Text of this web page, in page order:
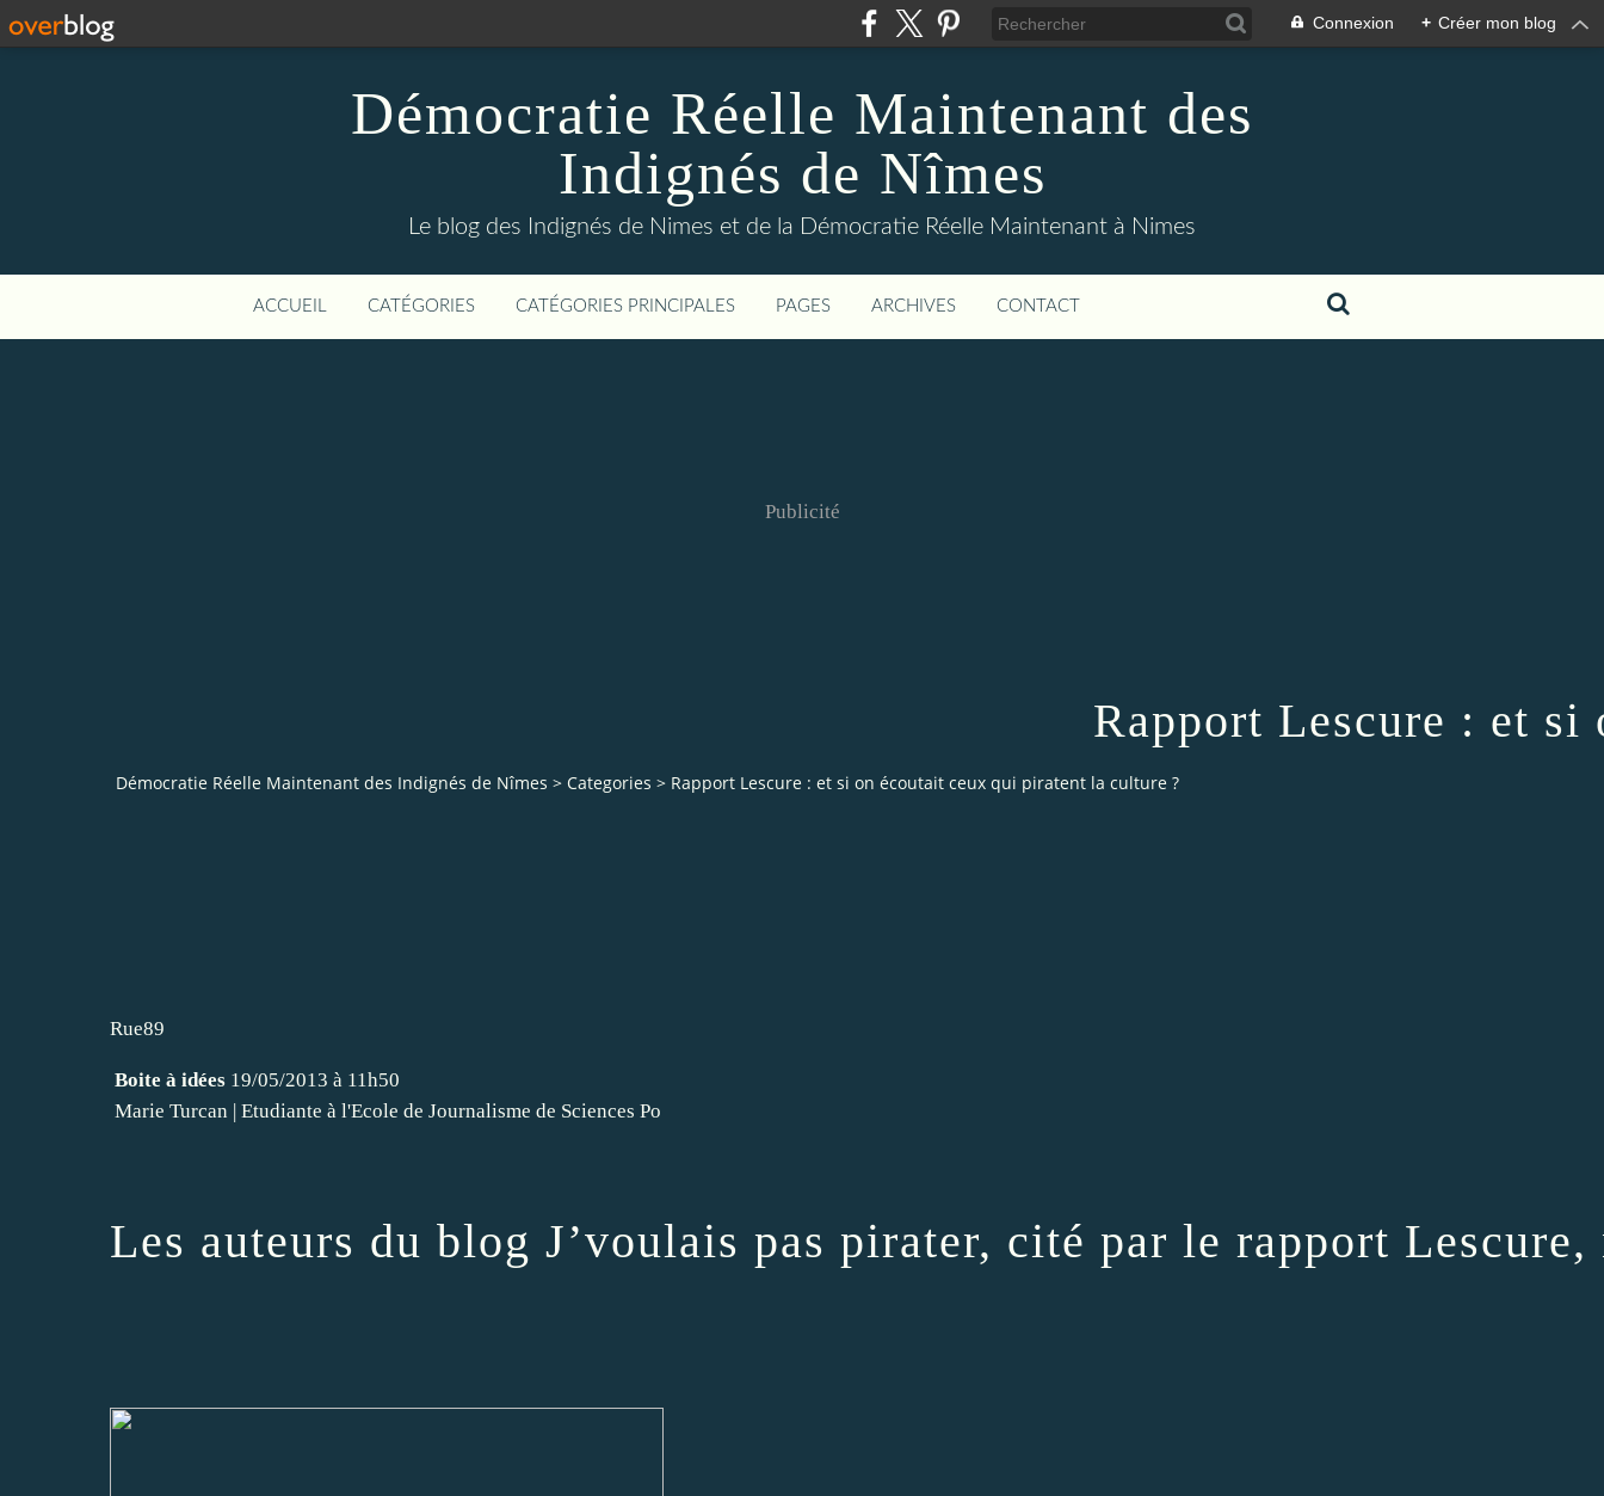
Connexion + Créer mon blog
Démocratie Réelle Maintenant des
Indignés de Nîmes
Le blog des Indignés de Nimes et de la Démocratie Réelle Maintenant à Nimes
ACCUEIL CATÉGORIES CATÉGORIES PRINCIPALES PAGES ARCHIVES CONTACT
Publicité
Rapport Lescure : et
Démocratie Réelle Maintenant des Indignés de Nîmes > Categories > Rapport Lescure : et si on écoutait ceux qui piratent la culture ?
Rue89
Boite à idées 19/05/2013 à 11h50
Marie Turcan | Etudiante à l'Ecole de Journalisme de Sciences Po
Les auteurs du blog J’voulais pas pirater, cité par le rapport